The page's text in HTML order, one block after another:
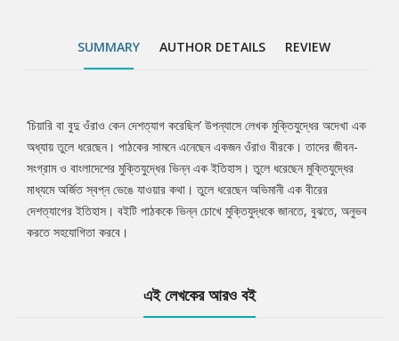
SUMMARY AUTHOR DETAILS REVIEW
Tab
Article
‘চিয়ারি বা বুদু ওঁরাও কেন দেশত্যাগ করেছিল’ উপন্যাসে লেখক মুক্তিযুদ্ধের অদেখা এক
অধ্যায় তুলে ধরেছেন। পাঠকের সামনে এনেছেন একজন ওঁরাও বীরকে। তাদের জীবন-
সংগ্রাম ও বাংলাদেশের মুক্তিযুদ্ধের ভিন্ন এক ইতিহাস। তুলে ধরেছেন মুক্তিযুদ্ধের
মাধ্যমে অর্জিত স্বপ্ন ভেঙে যাওয়ার কথা। তুলে ধরেছেন অভিমানী এক বীরের
দেশত্যাগের ইতিহাস। বইটি পাঠককে ভিন্ন চোখে মুক্তিযুদ্ধকে জানতে, বুঝতে, অনুভব
করতে সহযোগিতা করবে।
এই লেখকের আরও বই